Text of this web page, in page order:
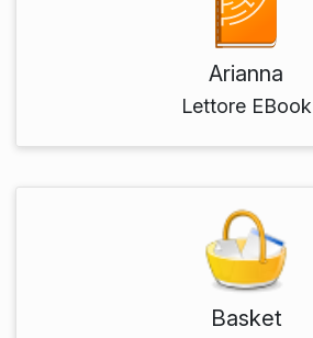
Arianna
Lettore EBook
Basket